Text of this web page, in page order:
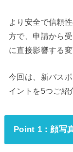
より安全で信頼
方で、申請から
に直接影響する
今回は、新パス
イントを5つご紹
Point 1：顔写